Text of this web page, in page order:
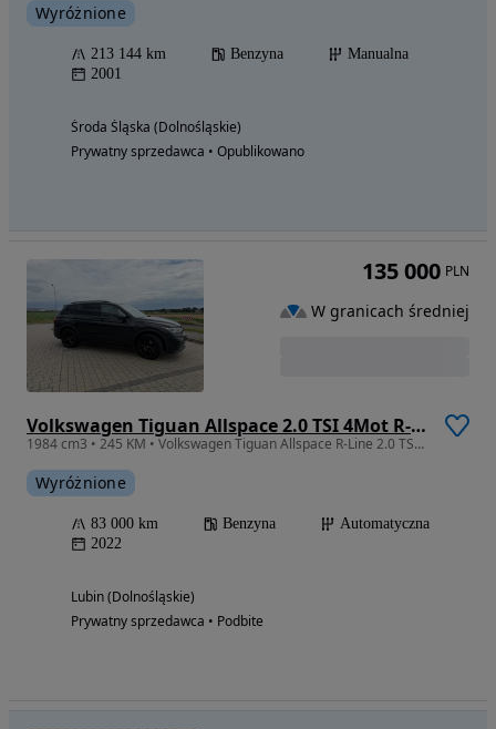
Wyróżnione
213 144 km Benzyna
Manualna
2001
Środa Śląska (Dolnośląskie)
Prywatny sprzedawca • Opublikowano
Volkswagen Tiguan Allspace 2.0 TSI 4Mot R-Line DSG
1984 cm3 • 245 KM • Volkswagen Tiguan Allspace R-Line 2.0 TSI 245 KM DSG
Wyróżnione
83 000 km Benzyna
Automatyczna
2022
Lubin (Dolnośląskie)
Prywatny sprzedawca • Podbite
135 000 PLN
W granicach średniej